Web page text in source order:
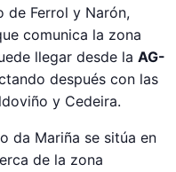
de Ferrol y Narón,
comunica la zona
llegar desde la AG-
después con las
y Cedeira.
da Mariña se sitúa en
de la zona